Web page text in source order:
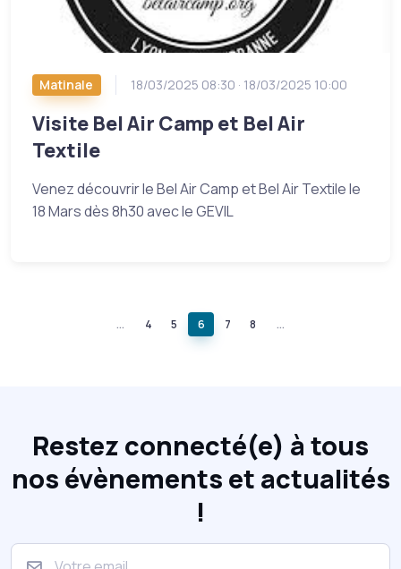
Matinale 18/03/2025 08:30 · 18/03/2025 10:00
Visite Bel Air Camp et Bel Air
Textile
Venez découvrir le Bel Air Camp et Bel Air Textile le
18 Mars dès 8h30 avec le GEVIL
... 4 5 6 7 8 ...
Restez connecté(e) à tous
nos évènements et actualités
!